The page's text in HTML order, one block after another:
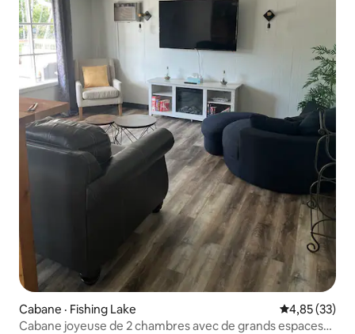
Cabane · Fishing Lake Note
4,85 (33)
Cabane joyeuse de 2 chambres avec de grands espaces